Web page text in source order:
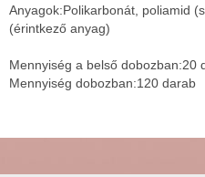
Anyagok:Polikarbonát, poliamid
(érintkező anyag)
Mennyiség a belső dobozban:20
Mennyiség dobozban:120 darab